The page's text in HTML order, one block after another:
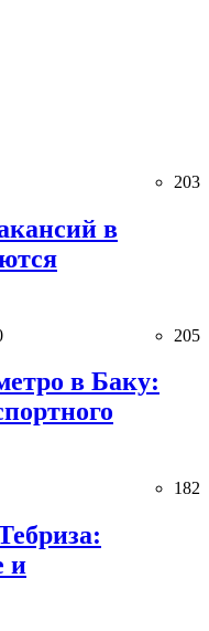
203
в
205
в Баку:
182
и